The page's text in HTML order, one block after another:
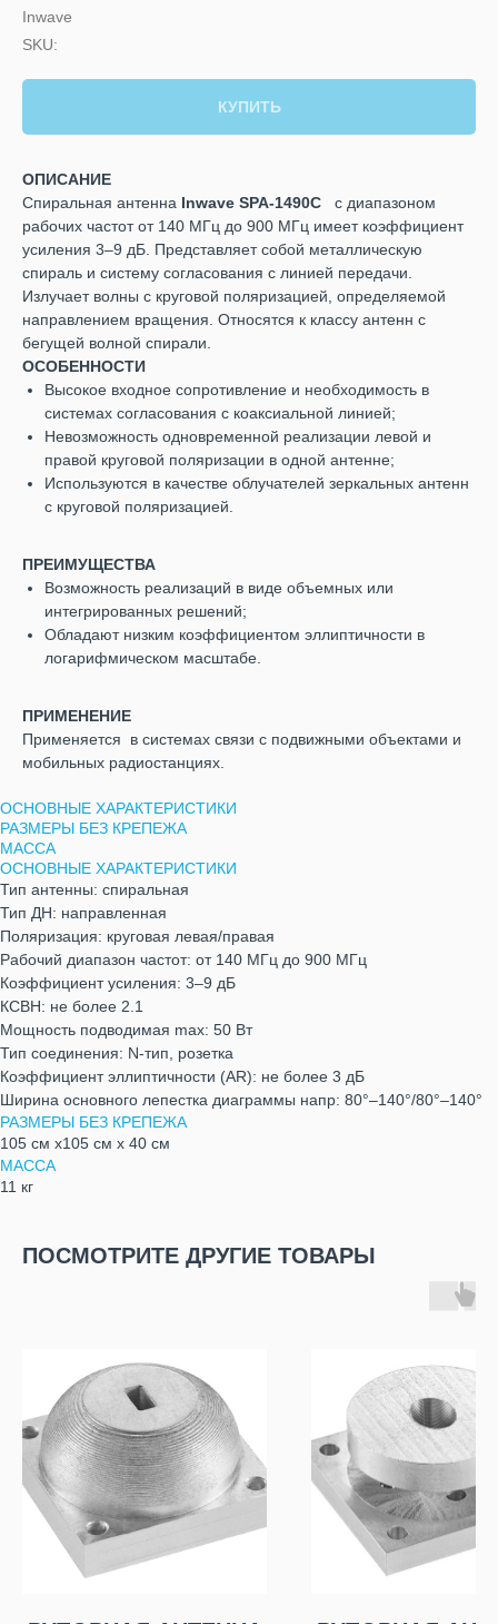
Inwave
SKU:
КУПИТЬ
ОПИСАНИЕ
Спиральная антенна Inwave SPA-1490C с диапазоном
рабочих частот от 140 МГц до 900 МГц имеет коэффициент
усиления 3–9 дБ. Представляет собой металлическую
спираль и систему согласования с линией передачи.
Излучает волны с круговой поляризацией, определяемой
направлением вращения. Относятся к классу антенн с
бегущей волной спирали.
ОСОБЕННОСТИ
Высокое входное сопротивление и необходимость в
системах согласования с коаксиальной линией;
Невозможность одновременной реализации левой и
правой круговой поляризации в одной антенне;
Используются в качестве облучателей зеркальных антенн
с круговой поляризацией.
ПРЕИМУЩЕСТВА
Возможность реализаций в виде объемных или
интегрированных решений;
Обладают низким коэффициентом эллиптичности в
логарифмическом масштабе.
ПРИМЕНЕНИЕ
Применяется в системах связи с подвижными объектами и
мобильных радиостанциях.
ОСНОВНЫЕ ХАРАКТЕРИСТИКИ
РАЗМЕРЫ БЕЗ КРЕПЕЖА
МАССА
ОСНОВНЫЕ ХАРАКТЕРИСТИКИ
Тип антенны: спиральная
Тип ДН: направленная
Поляризация: круговая левая/правая
Рабочий диапазон частот: от 140 МГц до 900 МГц
Коэффициент усиления: 3–9 дБ
КСВН: не более 2.1
Мощность подводимая max: 50 Вт
Тип соединения: N-тип, розетка
Коэффициент эллиптичности (AR): не более 3 дБ
Ширина основного лепестка диаграммы напр: 80°–140°/80°–140°
РАЗМЕРЫ БЕЗ КРЕПЕЖА
105 см х105 см х 40 см
МАССА
11 кг
ПОСМОТРИТЕ ДРУГИЕ ТОВАРЫ